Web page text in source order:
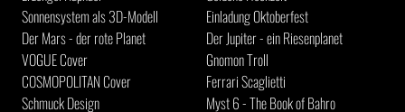
Sonnensystem als 3D-Modell
Der Mars - der rote Planet
Einladung Oktoberfest
Der Jupiter - ein Riesenplanet
VOGUE Cover
COSMOPOLITAN Cover
Schmuck Design
Gnomon Troll
Ferrari Scaglietti
Myst 6 - The Book of Bahro